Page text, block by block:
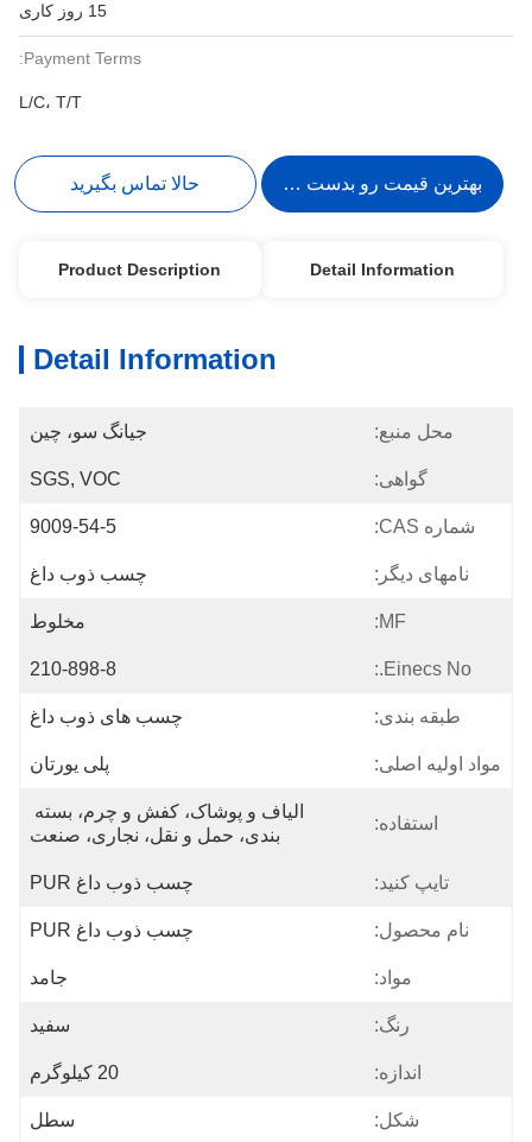
15 روز کاری
Payment Terms:
L/C، T/T
بهترین قیمت رو بدست بیار حالا تماس بگیرید
Detail Information
Product Description
Detail Information
محل منبع: جیانگ سو، چین
گواهی: SGS, VOC
شماره CAS: 9009-54-5
نامهای دیگر: چسب ذوب داغ
MF: مخلوط
Einecs No.:
210-898-8
طبقه بندی: چسب های ذوب داغ
مواد اولیه اصلی: پلی یورتان
استفاده:
الیاف و پوشاک، کفش و چرم، بسته
بندی، حمل و نقل، نجاری، صنعت
تایپ کنید: چسب ذوب داغ PUR
نام محصول: چسب ذوب داغ PUR
مواد: جامد
رنگ: سفید
اندازه: 20 کیلوگرم
شکل: سطل